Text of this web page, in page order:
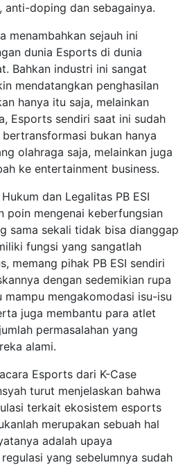
anti-doping dan sebagainya.
menambahkan sejauh ini
dunia Esports di dunia
Bahkan industri ini sangat
mendatangkan penghasilan
hanya itu saja, melainkan
Esports sendiri saat ini sudah
bukan hanya
olahraga saja, melainkan juga
ke entertainment business.
dan Legalitas PB ESI
poin mengenai keberfungsian
sama sekali tidak bisa dianggap
fungsi yang sangatlah
memang pihak PB ESI sendiri
dengan sedemikian rupa
mampu mengakomodasi isu-isu
juga membantu para atlet
permasalahan yang
alami.
Esports dari K-Case
turut menjelaskan bahwa
terkait ekosistem esports
merupakan sebuah hal
adalah upaya
yang sebelumnya sudah